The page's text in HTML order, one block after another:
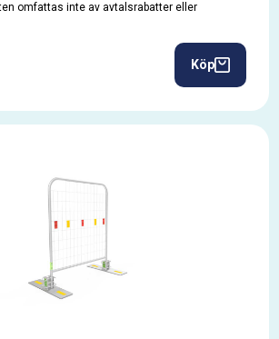
omfattas inte av avtalsrabatter eller
Köp